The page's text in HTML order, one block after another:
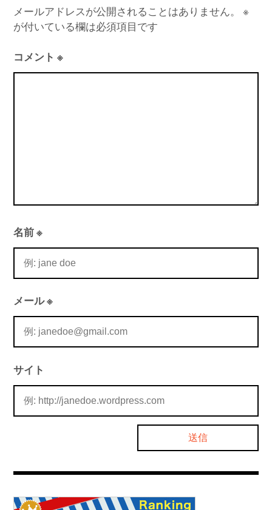
メールアドレスが公開されることはありません。
※
が付いている欄は必須項目です
コメント※
名前※
メール※
サイト